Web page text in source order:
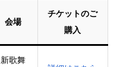
会場
チケットのご
購入
新歌舞